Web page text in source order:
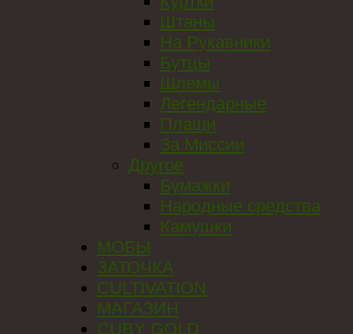
Штаны
На Рукавники
Бутцы
Шлемы
Легендарные
Плащи
За Миссии
Другое
Бумажки
Народные средства
Камушки
МОБЫ
ЗАТОЧКА
CULTIVATION
МАГАЗИН
CUBY GOLD